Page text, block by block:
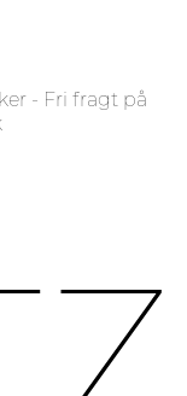
- Fri fragt på